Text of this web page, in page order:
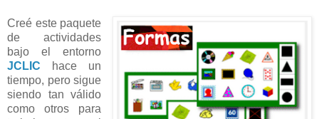
Creé este paquete
de actividades
bajo el entorno
JCLIC
hace un
tiempo, pero sigue
siendo tan válido
como otros para